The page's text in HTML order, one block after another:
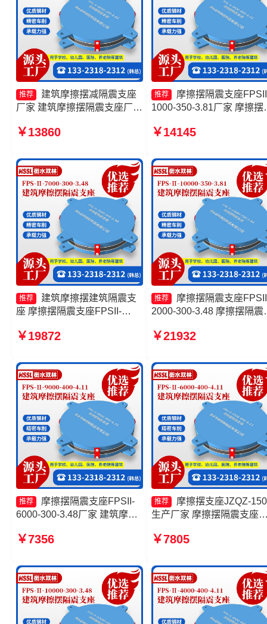
推荐
建筑摩擦摆减隔震支座
厂家 建筑摩擦摆隔震支座厂家
300-3.48生产厂家 摩擦摆隔震
头工厂
￥13860
推荐
摩擦摆隔震支座
1000-350-3.81厂家 摩擦摆
减隔震支座生产厂家 摩擦
￥14145
推荐
建筑摩擦摆建筑隔震支
座 摩擦摆隔震支座FPSII-
震支座FPSII-4000-400-4.11
座
￥19872
推荐
摩擦摆隔震支座
2000-300-3.48 摩擦摆隔震
厂家 摩擦隔震支座源头工
400-4.11源头工厂
￥21932
推荐
摩擦摆隔震支座FPSII-
6000-300-3.48厂家 建筑摩擦
隔震支座FPSII-2000-300-
支座
￥7356
推荐
摩擦摆支座JZQZ-
生产厂家 摩擦摆隔震支座
家 建筑摩擦摆隔震支座
5000-300-3.48源头工厂
￥7805